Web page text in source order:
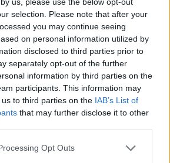
selection. Please note that after your
you may continue seeing
on personal information utilized by
disclosed to third parties prior to
separately opt-out of the further
information by third parties on the
participants. This information may
to third parties on the IAB’s List of
that may further disclose it to other
Opt Outs
| Godaste receptet!
Finns Jag på TikTok:
@filippoon Och här på Instagram:
filippoon/ För
Recept: Filips
OBS jag använde en form på
mjöl 4msk …Continued